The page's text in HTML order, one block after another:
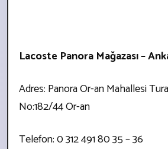
Lacoste Panora Mağazası –
Adres: Panora Or-an Mahallesi
No:182/44 Or-an
Telefon: 0 312 491 80 35 – 36